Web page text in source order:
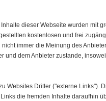
dieser Webseite wurden mit
kostenlosen und frei
immer die Meinung des
und dem Anbieter zustande,
Websites Dritter ("externe
die fremden Inhalte daraufhin